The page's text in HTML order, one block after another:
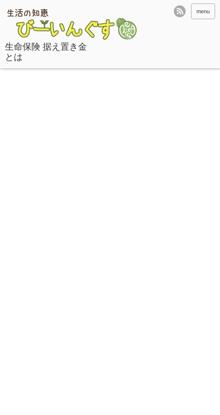
生命保険 据え置き金
とは
menu